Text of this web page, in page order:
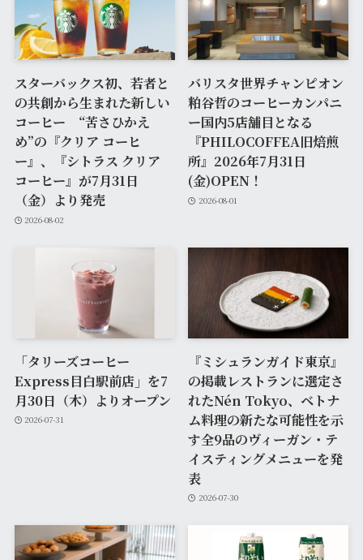
スターバックス初、若者と
の共創から生まれた新しい
コーヒー “苦さひかえ
め”の『クリア コーヒ
ー』、『シトラス クリア
コーヒー』が7月31日
（金）より発売
2026-08-02
バリスタ世界チャンピオン
粕谷哲のコーヒーカンパニ
ー国内5店舗目となる
『PHILOCOFFEA旧焙煎
所』2026年7月31日
(金)OPEN！
2026-08-01
「タリーズコーヒー
Express目白駅前店」を7
月30日（木）よりオープン
2026-07-31
『ミシュランガイド東京』
の掲載レストランに選定さ
れたNén Tokyo、ベトナ
ム料理の新たな可能性を示
す全9品のヴィーガン・テ
イスティングメニューを発
表
2026-07-30